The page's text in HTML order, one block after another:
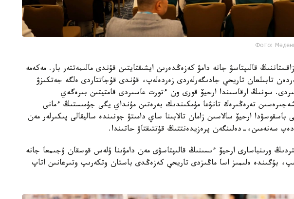
Фото:
قالىپتاسۋ جانە دامۋ كەزەڭدەرىن ايشىقتايتىن قۇندى مالىمەتتەر بار. مەكەمە
تابىلعان تاريحي جادىگەرلەردى زەردەلەپ، قۇندى قۇجاتتاردى ەلگە جەتكىزۋ
سونىڭ ارقاسىندا ارحيۆ قورى ون ءتورت عاسىردى قامتيتىن بىرەگەي
تەرەڭىرەك تانۋعا مۇمكىندىك بەرەتىن مۇنداي يگى جۇمىستىڭ ءمانى
ارحيۆ سالاسىن زامان تالابىنا ساي دامىتۋ جونىندە ساليقالى پىكىرلەر مەن
سەنەمىن،-دەلىنگەن پرەزيدەنتتىڭ قۇتتىقتاۋ حاتىندا.
ورىنباسارى ارحيۆ ءىسىنىڭ قالىپتاسۋى مەن دامۋىنا ۇلەس قوسقان ۇجىمعا جانە
بۇگىندە ەلىمىز اسا ماڭىزدى تاريحي كەزەڭدى باستان وتكەرىپ وتىرعانىن اتاپ